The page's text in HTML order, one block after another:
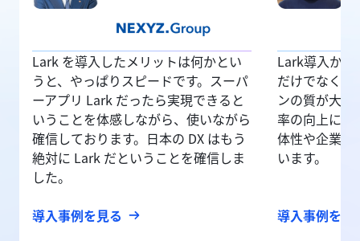
Lark を導入したメリットは何かとい
うと、やっぱりスピードです。スーパ
ーアプリ Lark だったら実現できると
いうことを体感しながら、使いながら
確信しております。日本の DX はもう
絶対に Lark だということを確信しま
した。
導入事例を見る
Lark導入から
だけでなく、
ンの質が大
率の向上に加
体性や企業文
います。
導入事例を見